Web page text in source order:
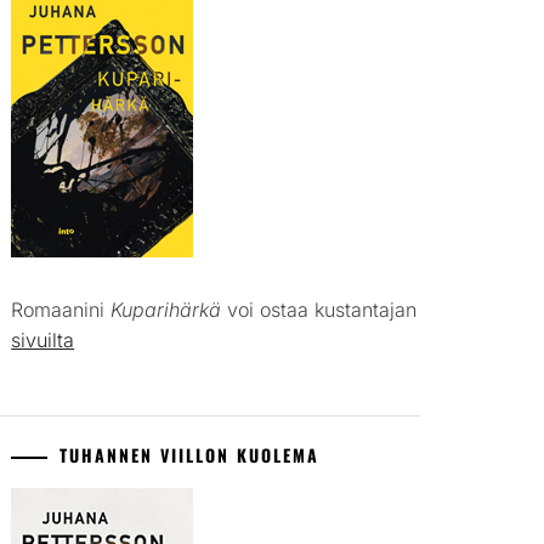
Romaanini Kuparihärkä voi ostaa kustantajan
sivuilta
TUHANNEN VIILLON KUOLEMA